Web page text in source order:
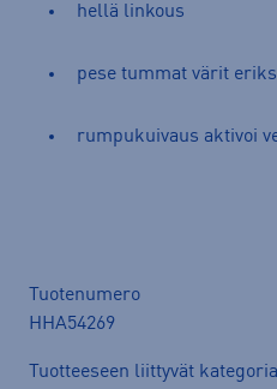
hellä linkous
pese tummat värit
rumpukuivaus aktivoi
Tuotenumero
HHA54269
Tuotteeseen liittyvät